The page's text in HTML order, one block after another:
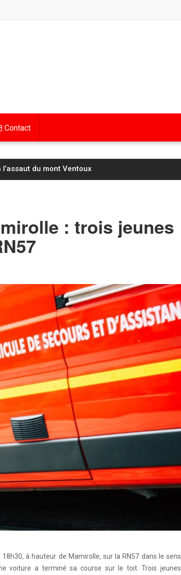
Contact
du mont Ventoux
: trois jeunes
à hauteur de Mamirolle, sur la RN57 dans le sens
voiture a terminé sa course sur le toit. Trois jeunes